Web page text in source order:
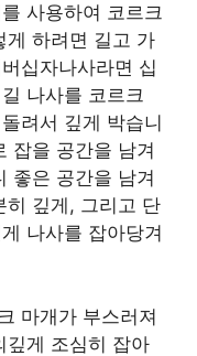
사용하여 코르크
게 하려면 길고 가
십자나사라면 십
나사를 코르크
려서 깊게 박습니
잡을 공간을 남겨
좋은 공간을 남겨
히 깊게, 그리고 단
나사를 잡아당겨
마개가 부스러져
깊게 조심히 잡아